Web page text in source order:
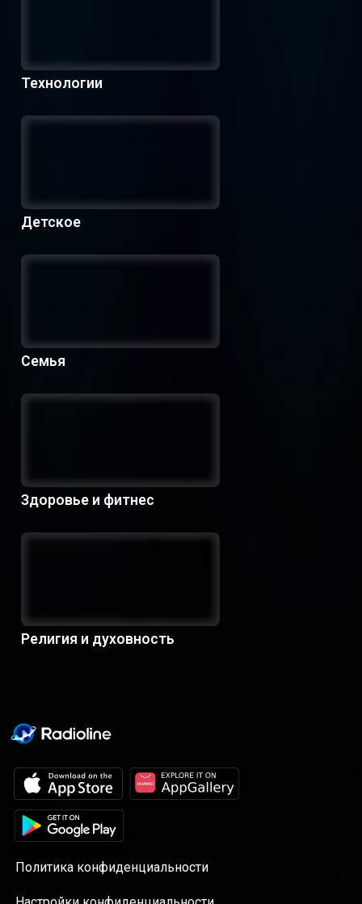
Технологии
Детское
Семья
Здоровье и фитнес
Религия и духовность
Политика конфиденциальности